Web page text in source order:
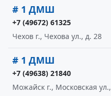
# 1 ДМШ
+7 (49672) 61325
Чехов г., Чехова ул., д. 28
# 1 ДМШ
+7 (49638) 21840
Можайск г., Московская